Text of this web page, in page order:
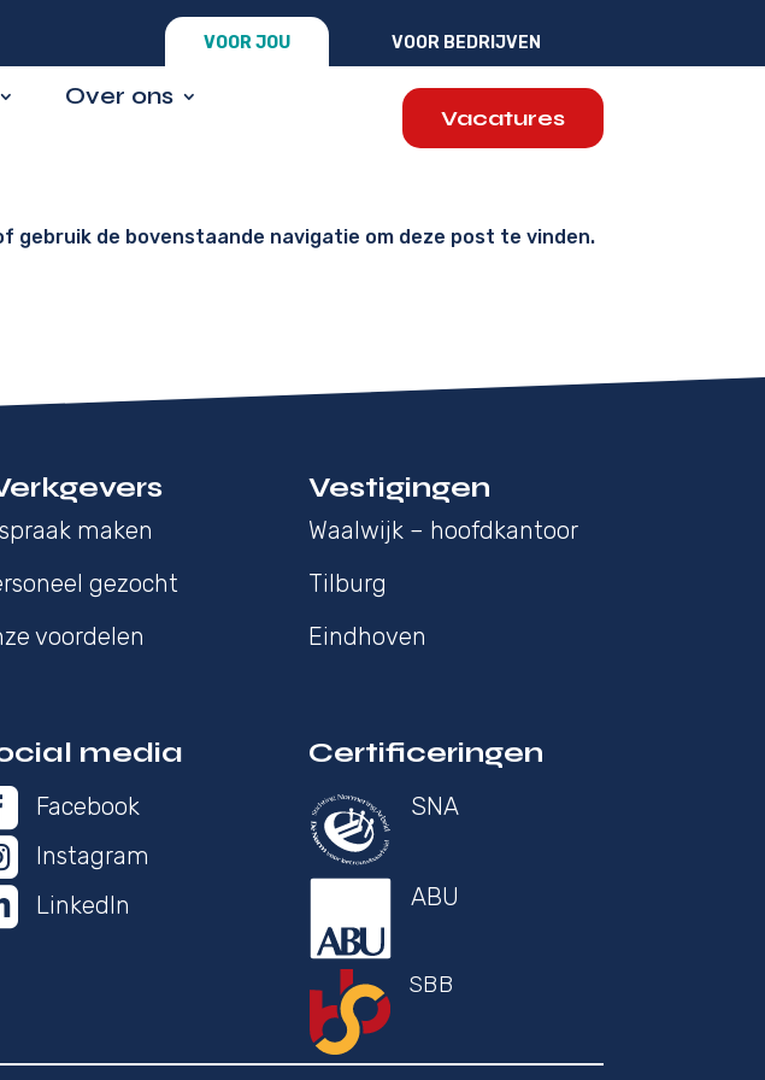
VOOR JOU VOOR BEDRIJVEN
Over ons
Vacatures
gebruik de bovenstaande navigatie om deze post te vinden.
maken
gezocht
voordelen
Vestigingen
Waalwijk – hoofdkantoor
Tilburg
Eindhoven
media
Facebook
Instagram
LinkedIn
Certificeringen
SNA
ABU
SBB